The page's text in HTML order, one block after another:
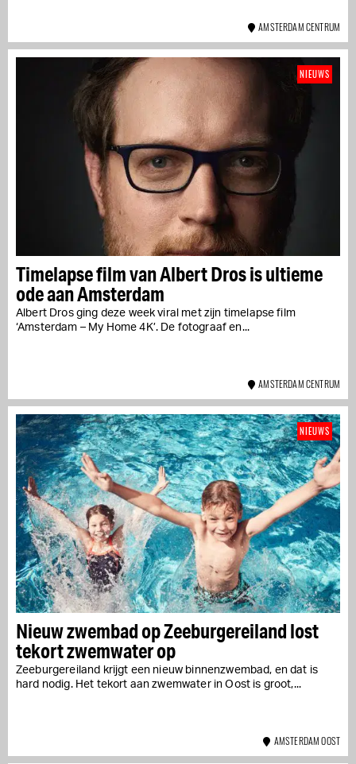
AMSTERDAM CENTRUM
Timelapse film van Albert Dros is ultieme
ode aan Amsterdam
Albert Dros ging deze week viral met zijn timelapse film
‘Amsterdam – My Home 4K’. De fotograaf en...
NIEUWS
AMSTERDAM CENTRUM
Nieuw zwembad op Zeeburgereiland lost
tekort zwemwater op
Zeeburgereiland krijgt een nieuw binnenzwembad, en dat is
hard nodig. Het tekort aan zwemwater in Oost is groot,...
NIEUWS
AMSTERDAM OOST